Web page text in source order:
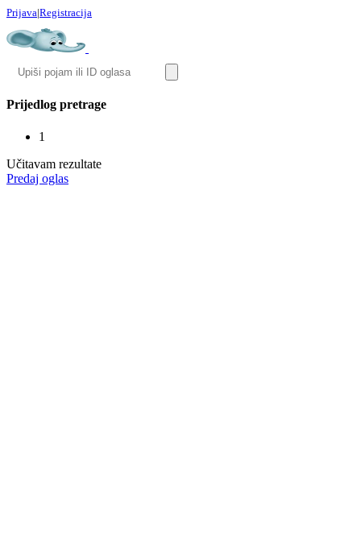
Prijava|Registracija
Prijedlog pretrage
1
Učitavam rezultate
Predaj oglas